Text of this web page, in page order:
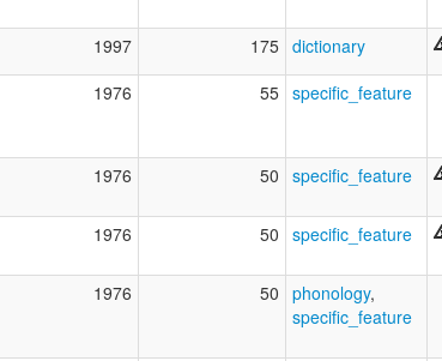
1997 175 dictionary
1976 55 specific_feature
1976 50 specific_feature
1976 50 specific_feature
1976 50 phonology,
specific_feature